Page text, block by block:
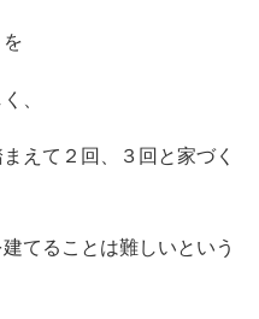
、
えて２回、３回と家づく
てることは難しいという